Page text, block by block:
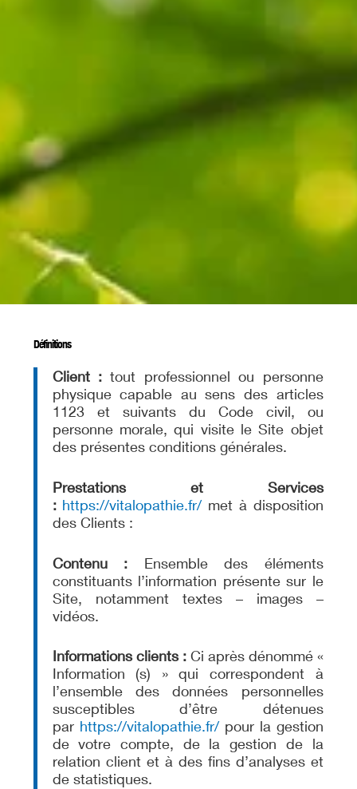
Définitions
Client :tout professionnel ou personne
physique capable au sens des articles
1123 et suivants du Code civil, ou
personne morale, qui visite le Site objet
des présentes conditions générales.
Prestations et Services
: https://vitalopathie.fr/met à disposition
des Clients :
Contenu : Ensemble des éléments
constituants l’information présente sur le
Site, notamment textes – images –
vidéos.
Informations clients :Ci après dénommé «
Information (s) » qui correspondent à
l’ensemble des données personnelles
susceptibles d’être détenues
par https://vitalopathie.fr/pour la gestion
de votre compte, de la gestion de la
relation client et à des fins d’analyses et
de statistiques.